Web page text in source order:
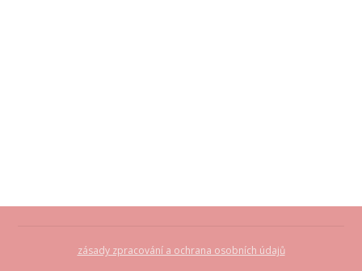
zásady zpracování a ochrana osobních údajů